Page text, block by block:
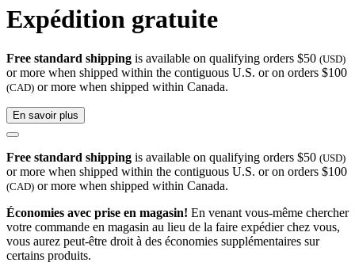
Expédition gratuite
Free standard shipping is available on qualifying orders $50 (USD)
or more when shipped within the contiguous U.S. or on orders $100
(CAD) or more when shipped within Canada.
En savoir plus
Free standard shipping is available on qualifying orders $50 (USD)
or more when shipped within the contiguous U.S. or on orders $100
(CAD) or more when shipped within Canada.
Économies avec prise en magasin! En venant vous-même chercher
votre commande en magasin au lieu de la faire expédier chez vous,
vous aurez peut-être droit à des économies supplémentaires sur
certains produits.